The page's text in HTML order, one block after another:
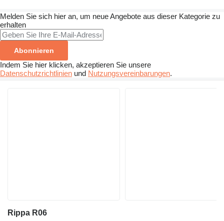
Melden Sie sich hier an, um neue Angebote aus dieser Kategorie zu
erhalten
Abonnieren
Indem Sie hier klicken, akzeptieren Sie unsere
Datenschutzrichtlinien und Nutzungsvereinbarungen.
Rippa R06